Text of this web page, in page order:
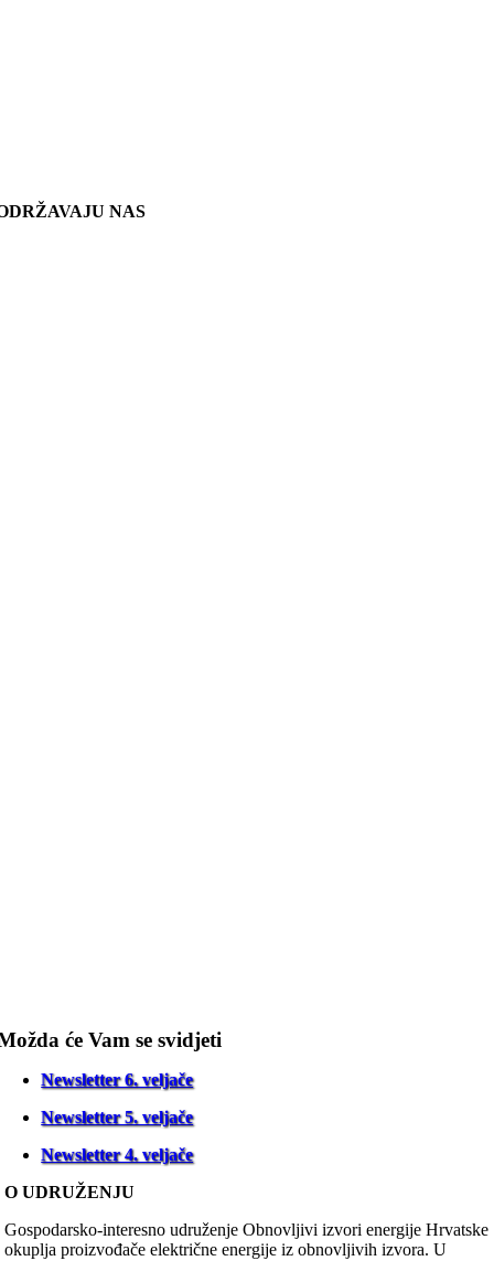
NAS
će Vam se svidjeti
Newsletter 6. veljače
Newsletter 5. veljače
Newsletter 4. veljače
O UDRUŽENJU
Gospodarsko-interesno udruženje Obnovljivi izvori energije Hrvatske
okuplja proizvođače električne energije iz obnovljivih izvora. U